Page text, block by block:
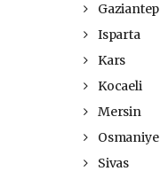
Gaziantep
Isparta
Kars
Kocaeli
Mersin
Osmaniye
Sivas